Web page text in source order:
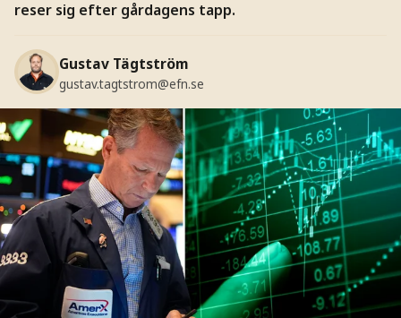
reser sig efter gårdagens tapp.
Gustav Tägtström
gustav.tagtstrom@efn.se